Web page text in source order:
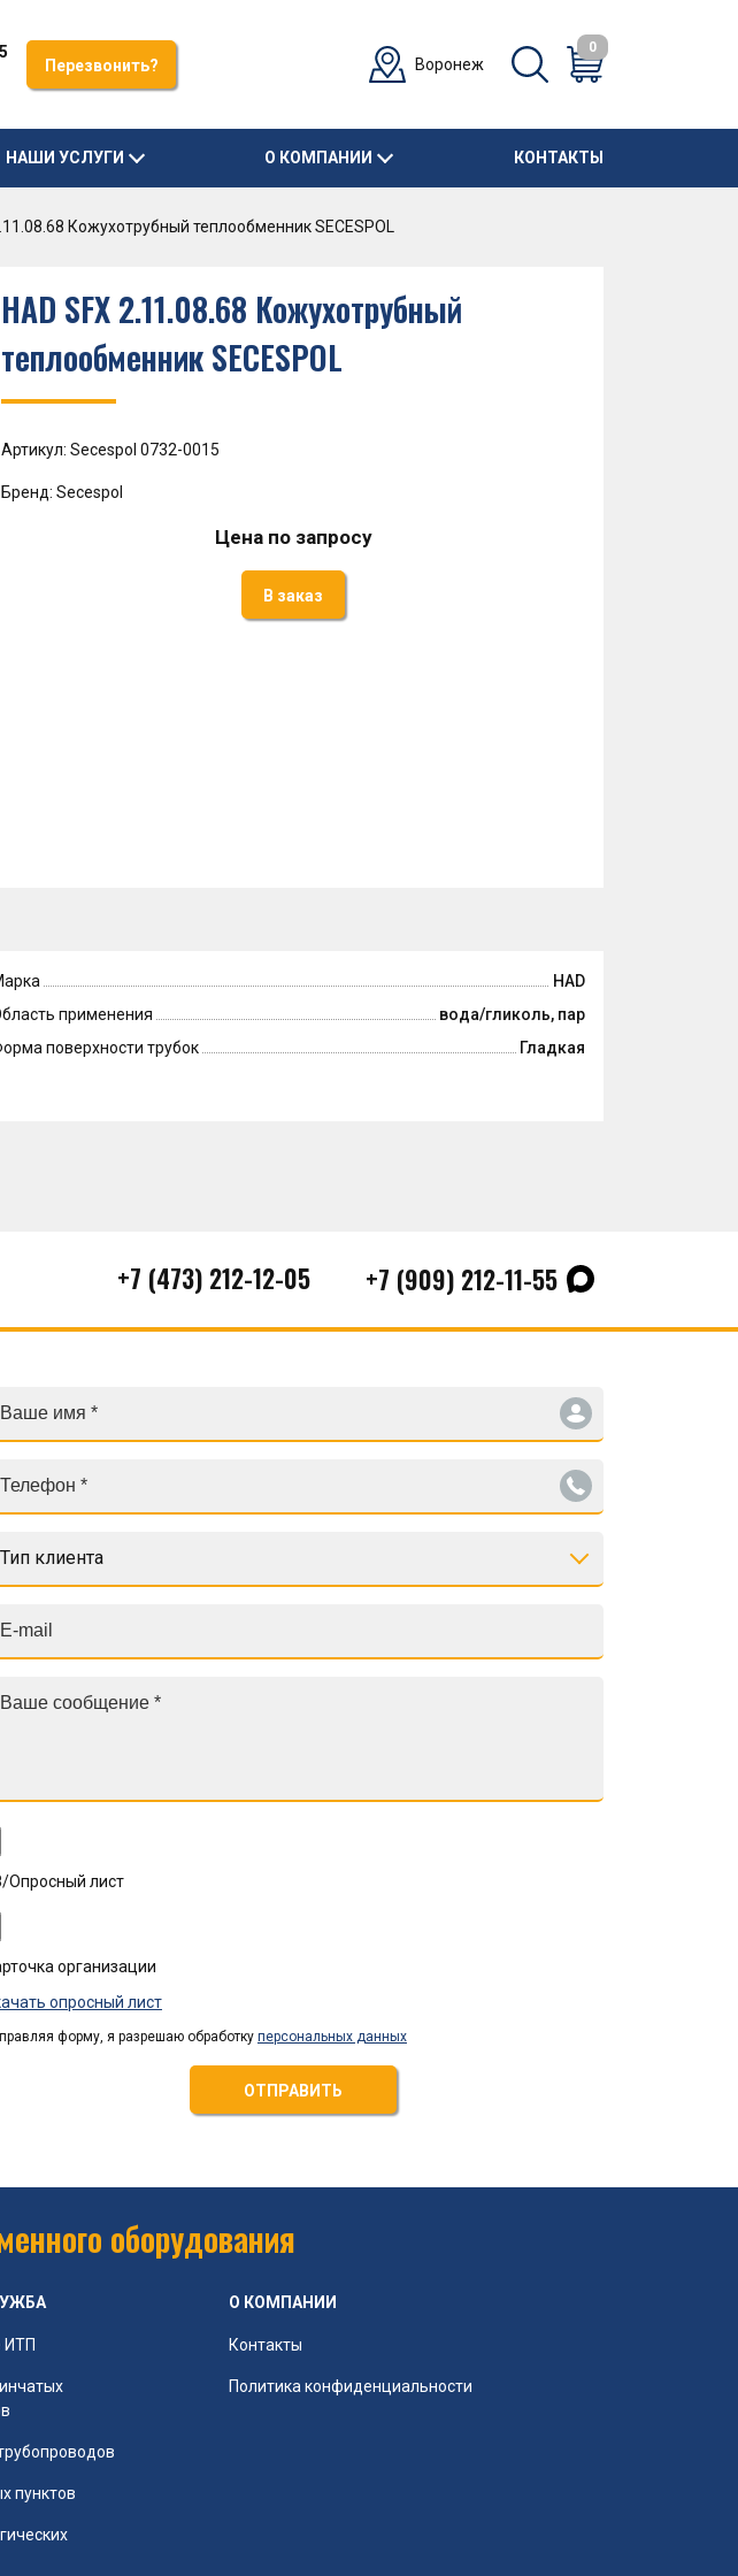
Перезвонить? Воронеж
0
НАШИ УСЛУГИ О КОМПАНИИ КОНТАКТЫ
Кожухотрубный теплообменник SECESPOL
HAD SFX 2.11.08.68 Кожухотрубный
теплообменник SECESPOL
Артикул: Secespol 0732-0015
Бренд: Secespol
Цена по запросу
В заказ
HAD
применения
вода/гликоль, пар
поверхности трубок
Гладкая
+7 (473) 212-12-05 +7 (909) 212-11-55
Тип клиента
Опросный лист
организации
опросный лист
форму, я разрешаю обработку персональных данных
ОТПРАВИТЬ
оборудования
ИТП
пунктов
О КОМПАНИИ
Контакты
Политика конфиденциальности